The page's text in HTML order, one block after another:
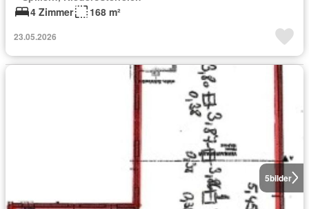
4 Zimmer
168 m²
23.05.2026
5bilder